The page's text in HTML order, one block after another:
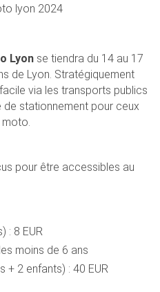
lyon 2024
Lyonse tiendra du 14 au 17
de Lyon. Stratégiquement
via les transports publics
stationnement pour ceux
moto.
pour être accessibles au
: 8 EUR
moins de 6 ans
+ 2 enfants) : 40 EUR